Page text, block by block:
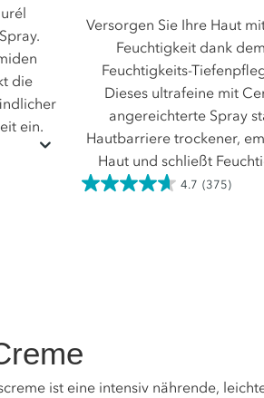
die
ein.
Versorgen Sie Ihre Haut
Feuchtigkeit dank
Feuchtigkeits-
Dieses ultrafeine mit
angereichterte Spray
Hautbarriere trockener,
Haut und schließt
4.7 (375)
4.7
ist eine intensiv nährende,